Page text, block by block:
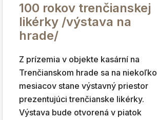
100 rokov trenčianskej
likérky /výstava na
hrade/
Z prízemia v objekte kasární na
Trenčianskom hrade sa na niekoľko
mesiacov stane výstavný priestor
prezentujúci trenčianske likérky.
Výstava bude otvorená v piatok